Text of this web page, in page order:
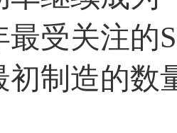
最受关注的
初制造的数